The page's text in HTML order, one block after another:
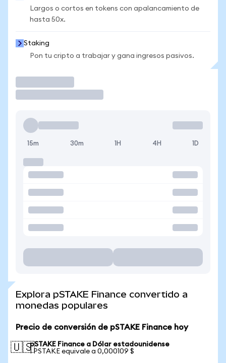
Largos o cortos en tokens con apalancamiento de
hasta 50x.
Staking
Pon tu cripto a trabajar y gana ingresos pasivos.
15m 30m 1H 4H 1D
Explora pSTAKE Finance convertido a
monedas populares
Precio de conversión de pSTAKE Finance hoy
🇺🇸pSTAKE Finance a Dólar estadounidense
1 PSTAKE equivale a 0,000109 $